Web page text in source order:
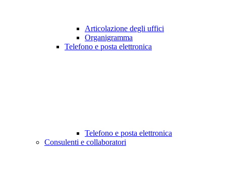
Articolazione degli uffici
Organigramma
Telefono e posta elettronica
Telefono e posta elettronica
Consulenti e collaboratori